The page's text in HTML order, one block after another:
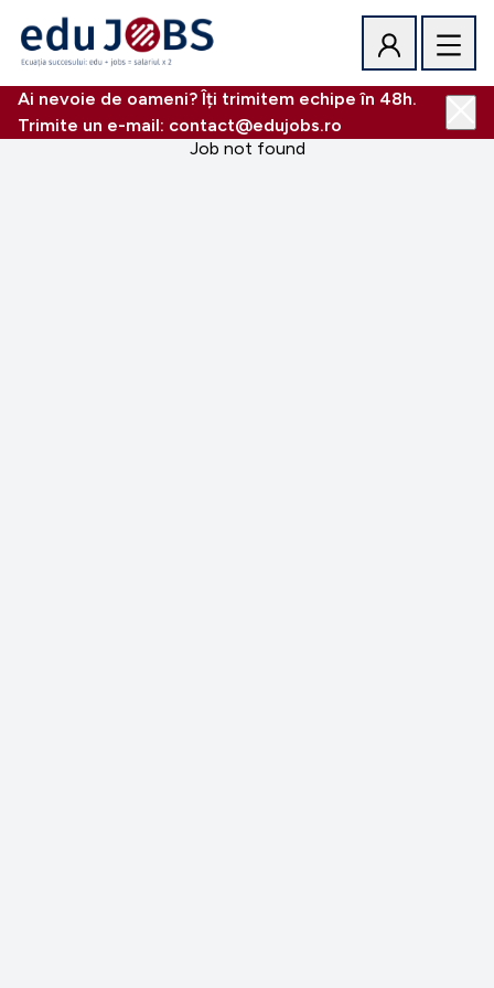
Ai nevoie de oameni? Îți trimitem echipe în 48h.
Trimite un e-mail: contact@edujobs.ro
Job not found